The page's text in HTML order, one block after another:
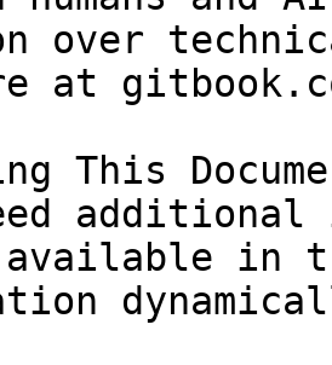
over
at
This
in